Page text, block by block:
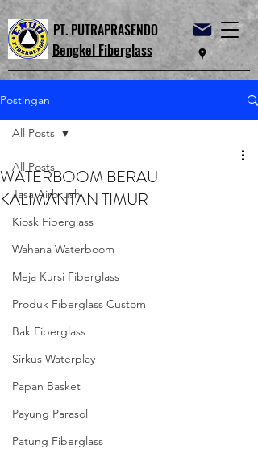
PT. PUTRAPRASENDO
Bengkel Fiberglass
Postingan
All Posts
Jasa Airbrush
Kiosk Fiberglass
Wahana Waterboom
Meja Kursi Fiberglass
Produk Fiberglass Custom
Bak Fiberglass
Sirkus Waterplay
Papan Basket
Payung Parasol
Patung Fiberglass
All Posts
WATERBOOM BERAU
KALIMANTAN TIMUR